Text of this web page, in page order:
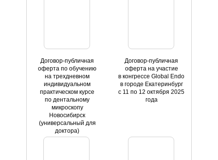
Договор-публичная
оферта по обучению
на трехдневном
индивидуальном
практическом курсе
по дентальному
микроскопу
Новосибирск
(универсальный для
доктора)
Договор-публичная
оферта на участие
в конгрессе Global Endo
в городе Екатеринбург
с 11 по 12 октября 2025
года